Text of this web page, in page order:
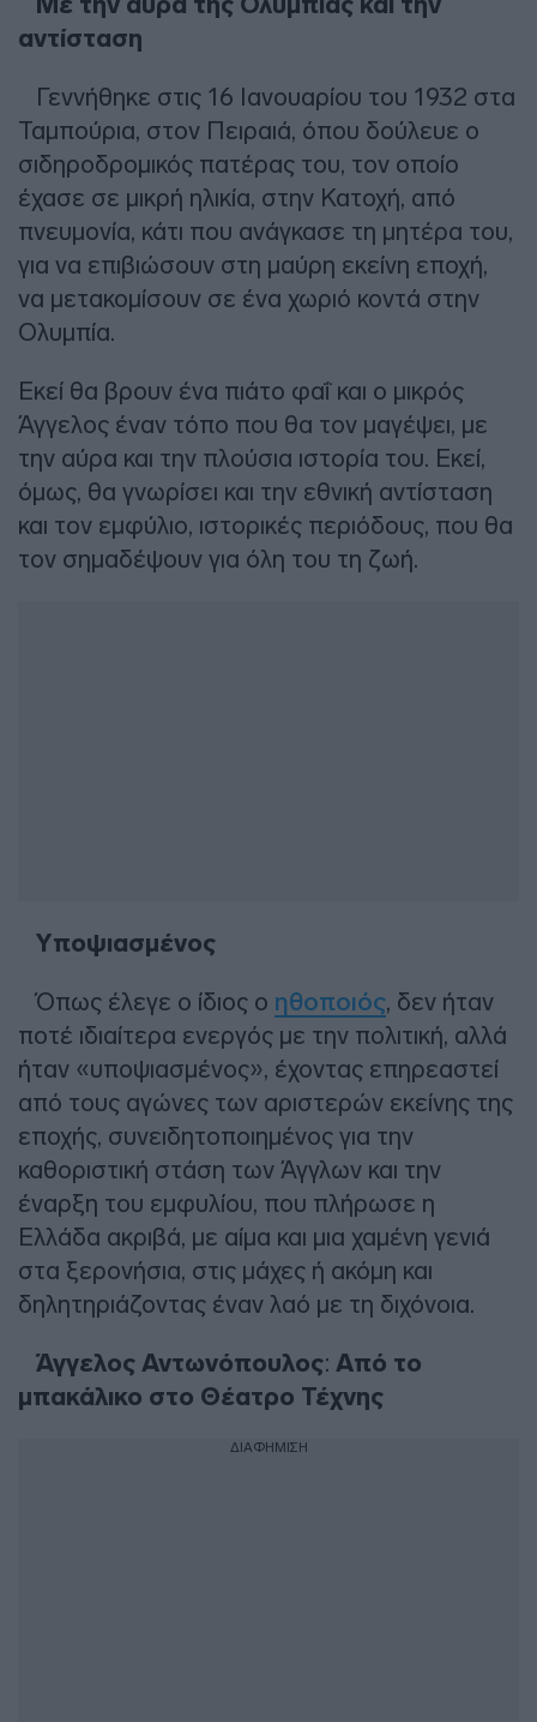
αντίσταση
Γεννήθηκε στις 16 Ιανουαρίου του 1932 στα
Ταμπούρια, στον Πειραιά, όπου δούλευε ο
σιδηροδρομικός πατέρας του, τον οποίο
έχασε σε μικρή ηλικία, στην Κατοχή, από
πνευμονία, κάτι που ανάγκασε τη μητέρα του,
για να επιβιώσουν στη μαύρη εκείνη εποχή,
να μετακομίσουν σε ένα χωριό κοντά στην
Ολυμπία.
Εκεί θα βρουν ένα πιάτο φαΐ και ο μικρός
Άγγελος έναν τόπο που θα τον μαγέψει, με
την αύρα και την πλούσια ιστορία του. Εκεί,
όμως, θα γνωρίσει και την εθνική αντίσταση
και τον εμφύλιο, ιστορικές περιόδους, που θα
τον σημαδέψουν για όλη του τη ζωή.
Υποψιασμένος
Όπως έλεγε ο ίδιος ο ηθοποιός, δεν ήταν
ποτέ ιδιαίτερα ενεργός με την πολιτική, αλλά
ήταν «υποψιασμένος», έχοντας επηρεαστεί
από τους αγώνες των αριστερών εκείνης της
εποχής, συνειδητοποιημένος για την
καθοριστική στάση των Άγγλων και την
έναρξη του εμφυλίου, που πλήρωσε η
Ελλάδα ακριβά, με αίμα και μια χαμένη γενιά
στα ξερονήσια, στις μάχες ή ακόμη και
δηλητηριάζοντας έναν λαό με τη διχόνοια.
Άγγελος Αντωνόπουλος: Από το
μπακάλικο στο Θέατρο Τέχνης
ΔΙΑΦΗΜΙΣΗ